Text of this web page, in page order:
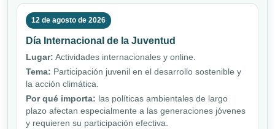
12 de agosto de 2026
Día Internacional de la Juventud
Lugar: Actividades internacionales y online.
Tema: Participación juvenil en el desarrollo sostenible y
la acción climática.
Por qué importa: las políticas ambientales de largo
plazo afectan especialmente a las generaciones jóvenes
y requieren su participación efectiva.